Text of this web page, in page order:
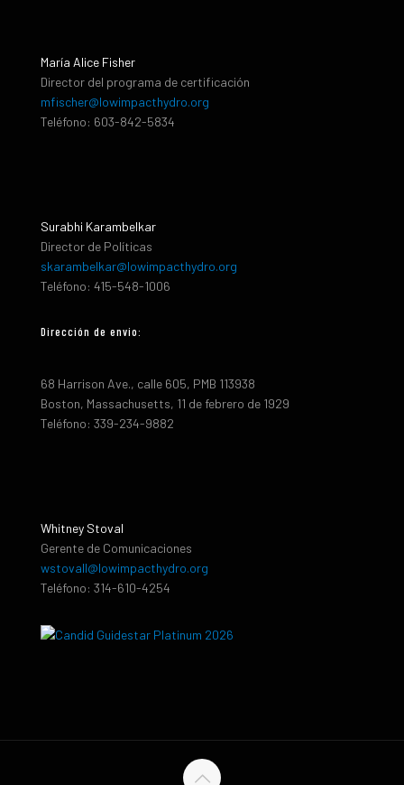
María Alice Fisher
Director del programa de certificación
mfischer@lowimpacthydro.org
Teléfono: 603-842-5834
Surabhi Karambelkar
Director de Políticas
skarambelkar@lowimpacthydro.org
Teléfono: 415-548-1006
Dirección de envio:
68 Harrison Ave., calle 605, PMB 113938
Boston, Massachusetts, 11 de febrero de 1929
Teléfono: 339-234-9882
Whitney Stoval
Gerente de Comunicaciones
wstovall@lowimpacthydro.org
Teléfono: 314-610-4254